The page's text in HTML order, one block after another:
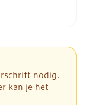
nodig.
kan je het